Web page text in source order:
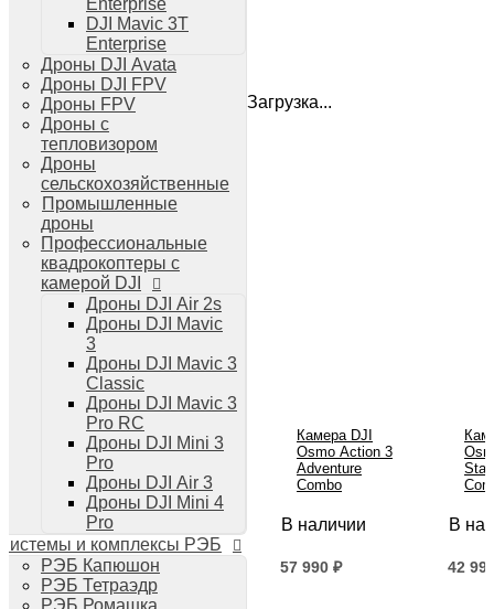
Дроны DJI Mini 4 Pro
Системы и комплексы РЭБ
РЭБ Капюшон
РЭБ Тетраэдр
РЭБ Ромашка
Подавители БПЛА
Детекторы БПЛА
Комплектующие для дронов
Спутниковая связь
Зарядные устройства для дронов
Пульты для дронов
Пропеллеры для дронов
Кейсы для дронов
Тепловизионные бинокли
Тепловизионные прицелы
Аккумуляторы для дронов
Телевизоры
Телевизоры
Цифровая техника
Техника Apple
Телефоны iPhone
Планшеты iPad
Компьютеры Mac
Аудиотехника
Портативная акустика
Enterprise
DJI Mavic 3T
Enterprise
Дроны DJI Avata
Дроны DJI FPV
Дроны FPV
Дроны с
тепловизором
Дроны
сельскохозяйственные
Промышленные
дроны
Профессиональные
квадрокоптеры с
камерой DJI
Дроны DJI Air 2s
Дроны DJI Mavic
3
Дроны DJI Mavic 3
Classic
Дроны DJI Mavic 3
Pro RC
Дроны DJI Mini 3
Pro
Дроны DJI Air 3
Дроны DJI Mini 4
Pro
и комплексы РЭБ
РЭБ Капюшон
РЭБ Тетраэдр
РЭБ Ромашка
Загрузка...
Камера DJI
Osmo Action 3
Adventure
Combo
В наличии
57 990 ₽
В
42